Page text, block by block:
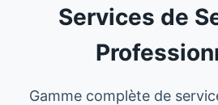
Services de
Gamme complète de